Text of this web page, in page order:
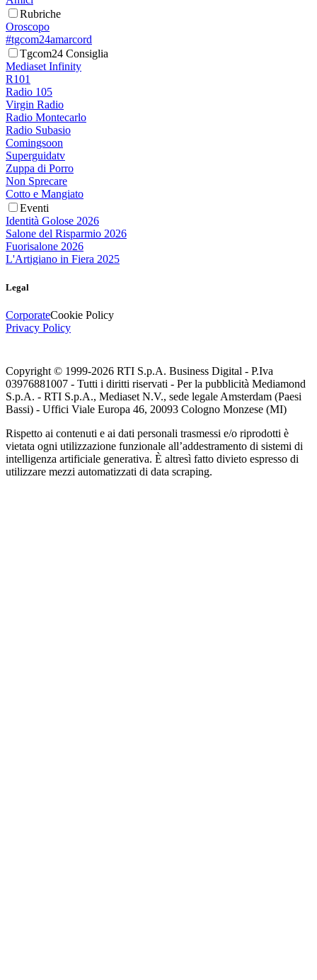
Rubriche
Oroscopo
#tgcom24amarcord
Tgcom24 Consiglia
Mediaset Infinity
R101
Radio 105
Virgin Radio
Radio Montecarlo
Radio Subasio
Comingsoon
Superguidatv
Zuppa di Porro
Non Sprecare
Cotto e Mangiato
Eventi
Identità Golose 2026
Salone del Risparmio 2026
Fuorisalone 2026
L'Artigiano in Fiera 2025
Legal
CorporateCookie Policy
Privacy Policy
Copyright © 1999-2026 RTI S.p.A. Business Digital - P.Iva
03976881007 - Tutti i diritti riservati - Per la pubblicità Mediamond
S.p.A. - RTI S.p.A., Mediaset N.V., sede legale Amsterdam (Paesi
Bassi) - Uffici Viale Europa 46, 20093 Cologno Monzese (MI)
Rispetto ai contenuti e ai dati personali trasmessi e/o riprodotti è
vietata ogni utilizzazione funzionale all’addestramento di sistemi di
intelligenza artificiale generativa. È altresì fatto divieto espresso di
utilizzare mezzi automatizzati di data scraping.